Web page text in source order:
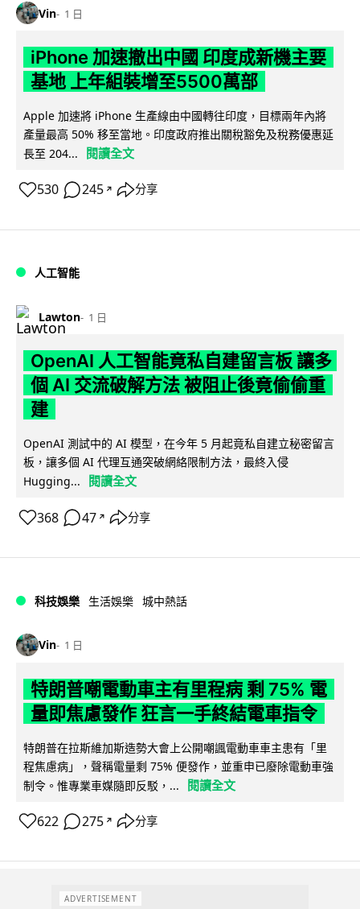
Vin 1 日
iPhone 加速撤出中國 印度成新機主要
基地 上年組裝增至5500萬部
Apple 加速將 iPhone 生產線由中國轉往印度，目標兩年內將
產量最高 50% 移至當地。印度政府推出關稅豁免及稅務優惠延
長至 204...
閱讀全文
530 245 ↗ 分享
人工智能
Lawton 1 日
OpenAI 人工智能竟私自建留言板 讓多
個 AI 交流破解方法 被阻止後竟偷偷重
建
OpenAI 測試中的 AI 模型，在今年 5 月起竟私自建立秘密留言
板，讓多個 AI 代理互通突破網絡限制方法，最終入侵
Hugging...
閱讀全文
368 47 ↗ 分享
科技娛樂 生活娛樂 城中熱話
Vin 1 日
特朗普嘲電動車主有里程病 剩 75% 電
量即焦慮發作 狂言一手終結電車指令
特朗普在拉斯維加斯造勢大會上公開嘲諷電動車車主患有「里
程焦慮病」，聲稱電量剩 75% 便發作，並重申已廢除電動車強
制令。惟專業車媒隨即反駁，...
閱讀全文
622 275 ↗ 分享
ADVERTISEMENT